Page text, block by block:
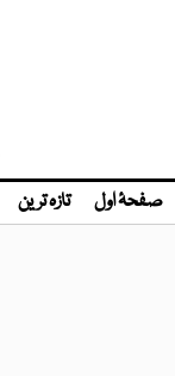
صفحۂ اول تازہ ترین